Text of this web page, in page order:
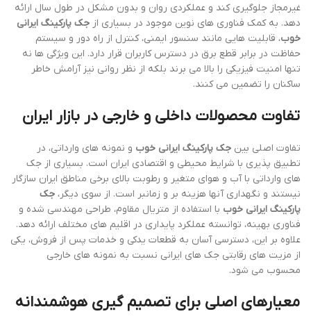
غیرمجاز جلوگیری کند و عملکردی روان و بدون مشکل در طول سال ارائه
دهد. به کمک فناوری های نوین موجود در بسیاری از جک پارکینگ ایرانی
خوب، قابلیت هایی مانند سنسور ایمنی، کنترل از راه دور و سیستم
حفاظت در برابر قطع برق در دسترس کاربران قرار دارد. این ویژگی ها نه
تنها امنیت فیزیکی را بالا می برند بلکه از نظر روانی نیز آرامش خاطر
ساکنان را تضمین می کنند.
تفاوت محصولات داخلی و خارجی در بازار ایران
تفاوت اصلی بین جک پارکینگ ایرانی خوب و نمونه های وارداتی، در
تطبیق پذیری با شرایط محیطی و اقتصادی ایران است. بسیاری از جک
های وارداتی با آب و هوای متغیر و رطوبت بالای برخی مناطق ایران سازگار
نیستند و نگهداری آنها هزینه بر و زمانبر است. از سوی دیگر، جک
پارکینگ ایرانی خوب با استفاده از متریال مقاوم، طراحی مهندسی شده و
فناوری بهینه، توانسته عملکرد پایداری در اقلیم های مختلف ارائه دهد.
علاوه بر این، دسترسی آسان به قطعات یدکی و خدمات پس از فروش، یکی
از مزیت های رقابتی جک های ایرانی نسبت به نمونه های خارجی
محسوب می شود.
معیارهای اصلی برای تصمیم گیری هوشمندانه